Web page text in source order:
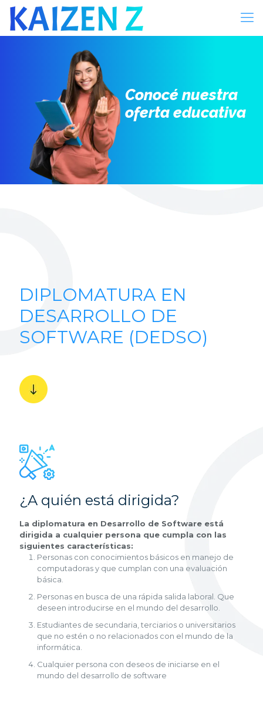
Conocé nuestra
oferta educativa
DIPLOMATURA EN
DESARROLLO DE
SOFTWARE (DEDSO)
¿A quién está dirigida?
La diplomatura en Desarrollo de Software está
dirigida a cualquier persona que cumpla con las
siguientes características:
Personas con conocimientos básicos en manejo de
computadoras y que cumplan con una evaluación
básica.
Personas en busca de una rápida salida laboral. Que
deseen introducirse en el mundo del desarrollo.
Estudiantes de secundaria, terciarios o universitarios
que no estén o no relacionados con el mundo de la
informática.
Cualquier persona con deseos de iniciarse en el
mundo del desarrollo de software